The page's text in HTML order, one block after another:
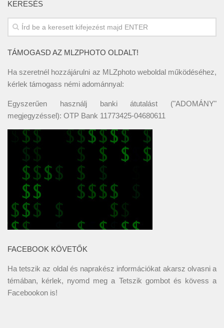
KERESÉS
TÁMOGASD AZ MLZPHOTO OLDALT!
Ha szeretnél hozzájárulni az MLZphoto weboldal működéséhez,
kérlek támogass némi adománnyal:
Egyszerűen használj banki átutalást ("ADOMÁNY"
megjegyzéssel): OTP Bank 11773425-04680611
FACEBOOK KÖVETŐK
Ha tetszik az oldal és naprakész információkat akarsz olvasni a
témában, kérlek, nyomd meg a Tetszik gombot és kövess a
Facebookon is!